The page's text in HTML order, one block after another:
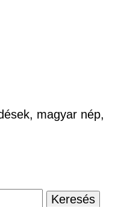
magyar nép,